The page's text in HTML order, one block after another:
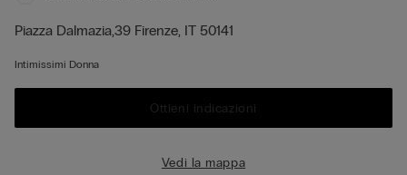
Piazza Dalmazia,39 Firenze, IT 50141
Intimissimi Donna
Ottieni indicazioni
Vedi la mappa